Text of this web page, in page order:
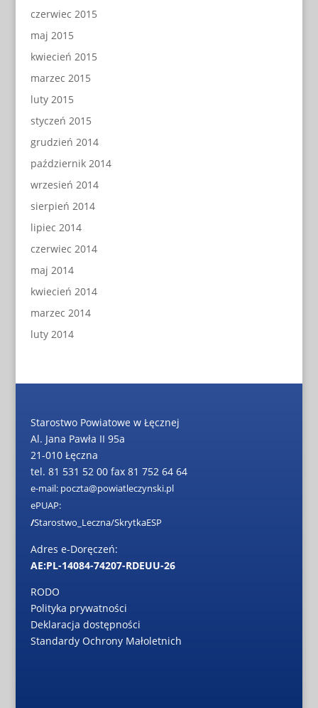
czerwiec 2015
maj 2015
kwiecień 2015
marzec 2015
luty 2015
styczeń 2015
grudzień 2014
październik 2014
wrzesień 2014
sierpień 2014
lipiec 2014
czerwiec 2014
maj 2014
kwiecień 2014
marzec 2014
luty 2014
Starostwo Powiatowe w Łęcznej
Al. Jana Pawła II 95a
21-010 Łęczna
tel. 81 531 52 00 fax 81 752 64 64
e-mail: poczta@powiatleczynski.pl
ePUAP:
/Starostwo_Leczna/SkrytkaESP
Adres e-Doręczeń:
AE:PL-14084-74207-RDEUU-26
RODO
Polityka prywatności
Deklaracja dostępności
Standardy Ochrony Małoletnich